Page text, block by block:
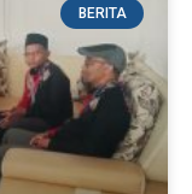
BERITA